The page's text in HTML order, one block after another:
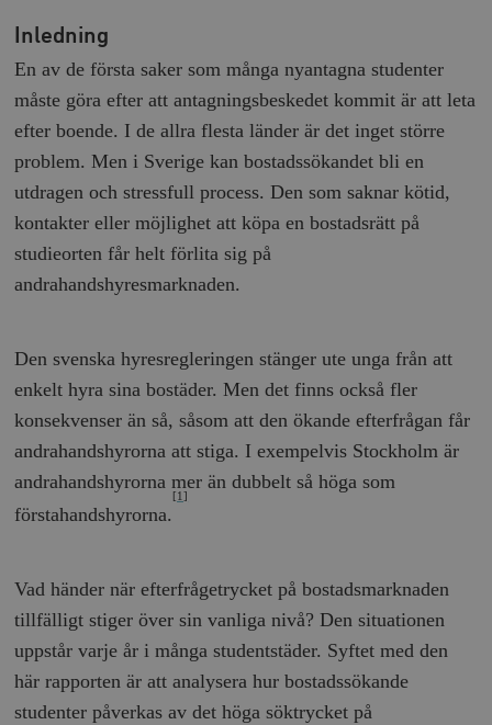
Inledning
En av de första saker som många nyantagna studenter
måste göra efter att antagningsbeskedet kommit är att leta
efter boende. I de allra flesta länder är det inget större
problem. Men i Sverige kan bostadssökandet bli en
utdragen och stressfull process. Den som saknar kötid,
kontakter eller möjlighet att köpa en bostadsrätt på
studieorten får helt förlita sig på
andrahandshyresmarknaden.
Den svenska hyresregleringen stänger ute unga från att
enkelt hyra sina bostäder. Men det finns också fler
konsekvenser än så, såsom att den ökande efterfrågan får
andrahandshyrorna att stiga. I exempelvis Stockholm är
andrahandshyrorna mer än dubbelt så höga som
förstahandshyrorna.
[1]
Vad händer när efterfrågetrycket på bostadsmarknaden
tillfälligt stiger över sin vanliga nivå? Den situationen
uppstår varje år i många studentstäder. Syftet med den
här rapporten är att analysera hur bostadssökande
studenter påverkas av det höga söktrycket på